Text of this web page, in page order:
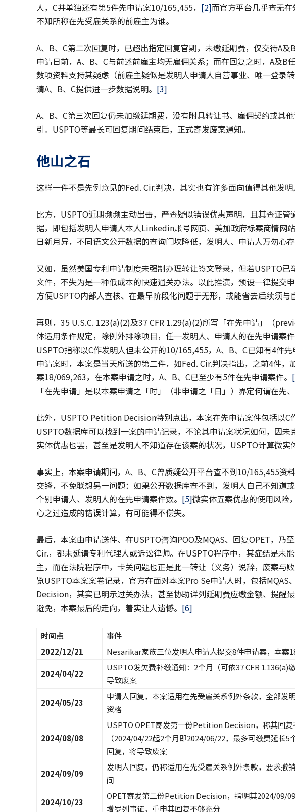
人，C并单独还有第5件先申请案10/165,455， [2]而官方平台几乎查无
不知所称在先受雇关系的前雇主为谁。
A、B、C第二次回复时，已超出指定回复官期，未缴延期费，仅交待A
申请日前，A、B、C与前述前雇主均无雇佣关系； 而在回复之时，A及B
数项资料支持其疑虑（前雇主疑似是发明人申请人自营事业、唯一登录
请A、B、C提供进一步数据说明。 [3]
A、B、C第三次回复仍未加缴延期费，没有附具转让书、雇佣契约或其
引。USPTO等最长可回复期间结束后，正式寄发废案通知。
他山之石
这样一件不是先例意见的Fed. Cir.判决，其实也有许多面向值得其他发明
比方，USPTO近期频频主动出击，严查疑似错误优惠声明，且其查证
据，即包括发明人申请人本人Linkedin账号网页、美加政府标案商情网
日新月异，不同语文公开数据的查询门坎降低，发明人、申请人万勿心存
又如，虽然美国专利申请制度未强制办理转让签文登录，但若USPTO
文件，不失为是一种低成本的快速通关办法。以此推演，预设一律提交
方便USPTO内部人查核、在最早阶段化问题于无形，或能省去后续须与
再则，35 U.S.C. 123(a)(2)及37 CFR 1.29(a)(2)所写「在先申请」（
体适用条件规定，除例外排除项目，任一发明人、申请人的在先申请案
USPTO指称以C作发明人但未公开的10/165,455，A、B、C已知有4件
申请案时，本案是当天所送的第二件，如Fed. Cir.判决指出，之前4件，
案18/069,263，在本案申请之时，A、B、C已至少有5件在先申请案件。
「在先申请」是以本案申请之「时」（非申请之「日」）界定何谓在先、
此外，USPTO Petition Decision特别点出，本案在先申请案件包括以
USPTO数据库可以找到一案的申请记录，不论其申请案状况如何，因
实体优惠也罢，甚至是发明人不知道存在该案的状况，USPTO计算微实
事实上，本案申请期间，A、B、C曾质疑公开平台查不到10/165,455资
交锋，不免联想另一问题：如果公开数据库查不到，发明人自己不知道
个别申请人、发明人的在先申请案件数。 [5]微实体五案优惠的使用风险
心之过造成的错误计算，有可能得不偿失。
最后，本案由申请送件、在USPTO咨询POO及MQAS、回复OPET，乃
Cir.，都未延请专利代理人或诉讼律师。在USPTO程序中，其症结是未
主，而在法院程序中，卡关问题也正是此一转让（义务）说辞，废案与
览USPTO本案案卷记录，官方在面对本案Pro Se申请人时，包括
Decision，其实已明示过关办法，甚至协助详列延期费应缴金额、提醒
避免，本案最后的走向，着实让人遗憾。 [6]
时间点
事件
2022/12/21
Nesarikar家族三位发明人申请人提交8件申请案，本案
2024/04/22
USPTO发欠费补缴通知：2个月（可依37 CFR
导致废案
2024/05/23
申请人回复，本案适用在先受雇关系例外条款，全部发
资格
2024/08/08
USPTO OPET寄发第一份Petition Decision，称其回
（2024/04/22起2个月即2024/06/22，最多可缴费延长
回复，将导致废案
2024/09/09
发明人回复，仍称适用在先受雇关系例外条款，要求撤
间
2024/10/23
OPET寄发第二份Petition Decision，指明其2024/09/
增罗列事证，重申其回复不够充分